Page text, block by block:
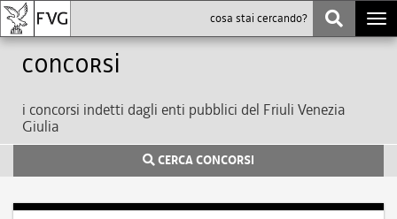
Concorsi
i concorsi indetti dagli enti pubblici del Friuli Venezia
Giulia
CERCA CONCORSI